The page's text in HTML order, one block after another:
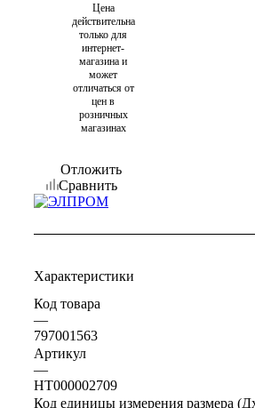
Цена
действительна
только для
интернет-
магазина и
может
отличаться от
цен в
розничных
магазинах
Отложить
Сравнить
Характеристики
Код товара
—
797001563
Артикул
—
НТ000002709
Код единицы измерения размера